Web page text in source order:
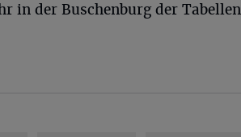
in der Buschenburg der